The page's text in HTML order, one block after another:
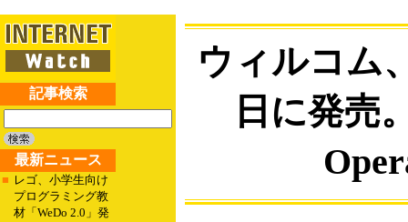
記事検索
最新ニュース
■ レゴ、小学生向け
プログラミング教
材「WeDo 2.0」発
ウィルコム
日に発売